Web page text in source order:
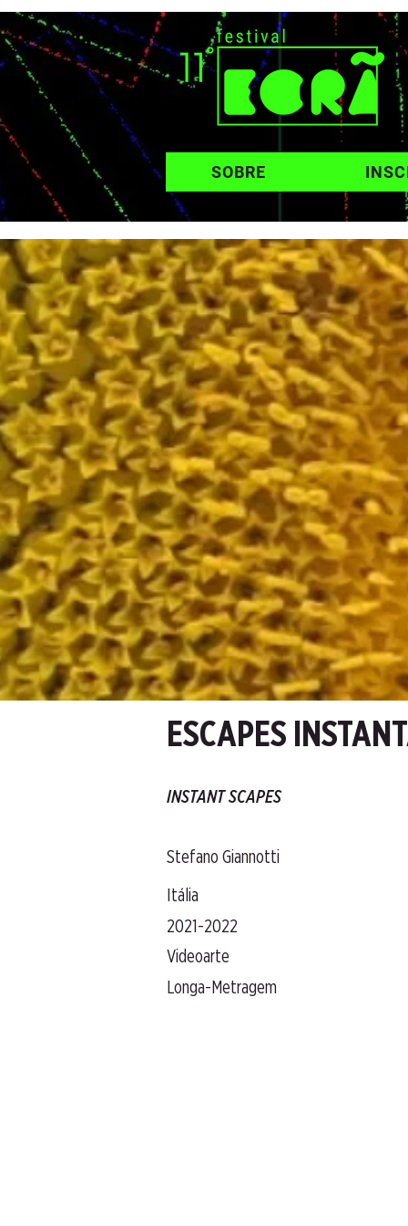
SOBRE
ESCAPES
INSTANT SCAPES
Stefano Giannotti
Itália
2021-2022
Videoarte
Longa-Metragem